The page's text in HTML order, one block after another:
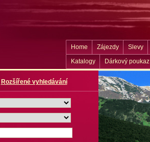
Home Zájezdy Slevy
Katalogy
Dárkový poukaz
Rozšířené vyhledávání